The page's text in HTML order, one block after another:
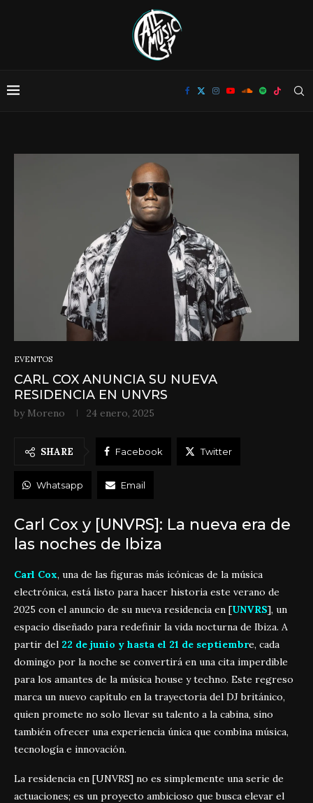
EVENTOS
CARL COX ANUNCIA SU NUEVA
RESIDENCIA EN UNVRS
by Moreno 24 enero, 2025
SHARE Facebook Twitter
Whatsapp Email
Carl Cox y [UNVRS]: La nueva era de
las noches de Ibiza
Carl Cox, una de las figuras más icónicas de la música
electrónica, está listo para hacer historia este verano de
2025 con el anuncio de su nueva residencia en [UNVRS], un
espacio diseñado para redefinir la vida nocturna de Ibiza. A
partir del 22 de junio y hasta el 21 de septiembre, cada
domingo por la noche se convertirá en una cita imperdible
para los amantes de la música house y techno. Este regreso
marca un nuevo capítulo en la trayectoria del DJ británico,
quien promete no solo llevar su talento a la cabina, sino
también ofrecer una experiencia única que combina música,
tecnología e innovación.
La residencia en [UNVRS] no es simplemente una serie de
actuaciones; es un proyecto ambicioso que busca elevar el